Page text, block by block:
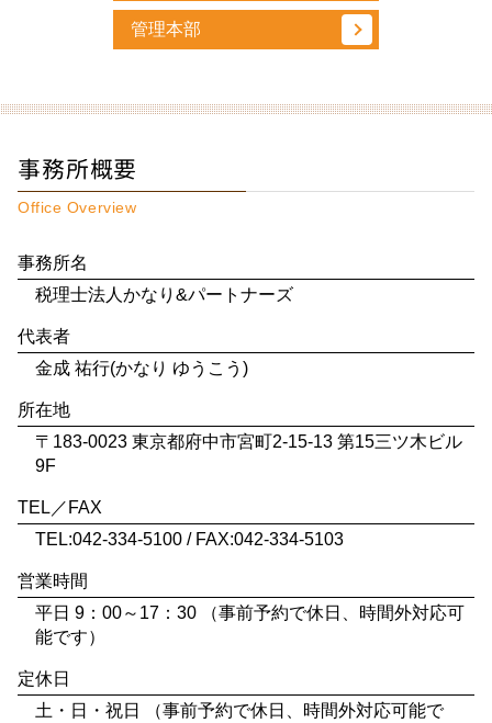
管理本部
事務所概要
Office Overview
事務所名
税理士法人かなり&パートナーズ
代表者
金成 祐行(かなり ゆうこう)
所在地
〒183-0023 東京都府中市宮町2-15-13 第15三ツ木ビル
9F
TEL／FAX
TEL:042-334-5100 / FAX:042-334-5103
営業時間
平日 9：00～17：30 （事前予約で休日、時間外対応可
能です）
定休日
土・日・祝日 （事前予約で休日、時間外対応可能で